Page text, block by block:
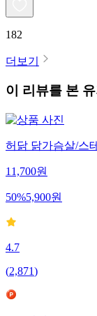
182
더보기
이 리뷰를 본
허닭 닭가슴살/스
11,700원
50%5,900원
4.7
(2,871)